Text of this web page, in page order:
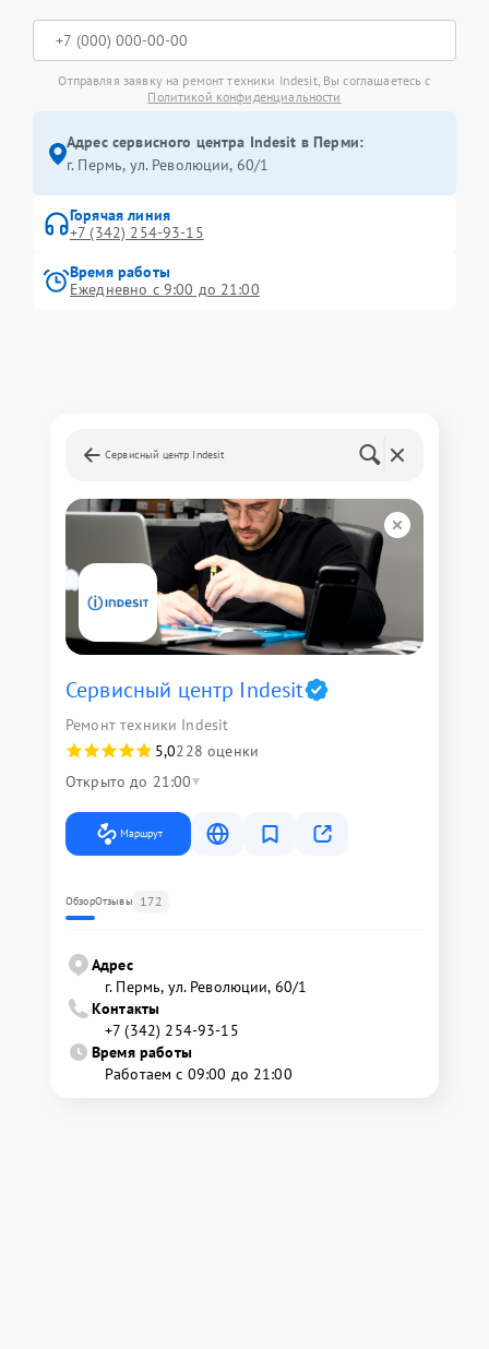
Отправляя заявку на ремонт техники Indesit, Вы соглашаетесь с
Политикой конфиденциальности
Адрес сервисного центра Indesit в Перми:
г. Пермь, ул. ​Революции, 60/1
Горячая линия
+7 (342) 254-93-15
Время работы
Ежедневно с 9:00 до 21:00
Сервисный центр Indesit
Сервисный центр Indesit
Ремонт техники Indesit
5,0228 оценки
Открыто до 21:00
Маршрут
ОбзорОтзывы 172
Адрес
г. Пермь, ул. ​Революции, 60/1
Контакты
+7 (342) 254-93-15
Время работы
Работаем с 09:00 до 21:00